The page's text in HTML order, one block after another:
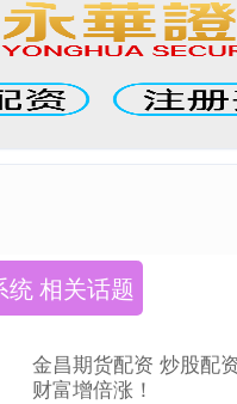
统 相关话题
金昌期货配资 炒股配
财富增倍涨！